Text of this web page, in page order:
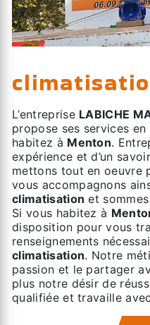
L’entreprise LABICHE
propose ses services en
habitez à Menton.
expérience et d’un
mettons tout en oeuvre
vous accompagnons
climatisation et
Si vous habitez à
disposition pour vous
renseignements
climatisation. Notre
passion et le partager
plus notre désir de
qualifiée et travaille